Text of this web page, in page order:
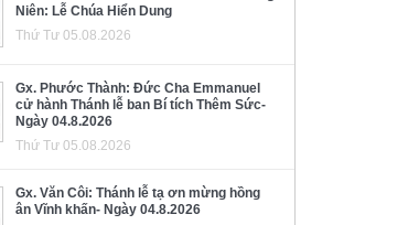
Niên: Lễ Chúa Hiển Dung
Thứ Tư 05.08.2026
Gx. Phước Thành: Đức Cha Emmanuel
cử hành Thánh lễ ban Bí tích Thêm Sức-
Ngày 04.8.2026
Thứ Tư 05.08.2026
Gx. Văn Côi: Thánh lễ tạ ơn mừng hồng
ân Vĩnh khấn- Ngày 04.8.2026